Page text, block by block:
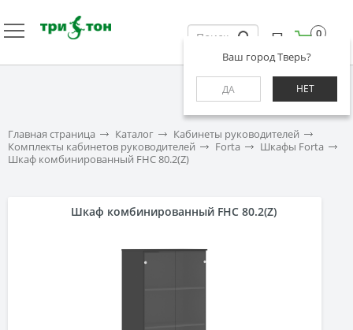
Ваш город Тверь?
ДА НЕТ
0
Главная страница Каталог
Кабинеты руководителей
Комплекты кабинетов руководителей
Forta
Шкафы Forta
Шкаф комбинированный FHC 80.2(Z)
Шкаф комбинированный FHC 80.2(Z)